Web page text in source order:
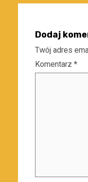
Dodaj
Twój adres
Komentarz *